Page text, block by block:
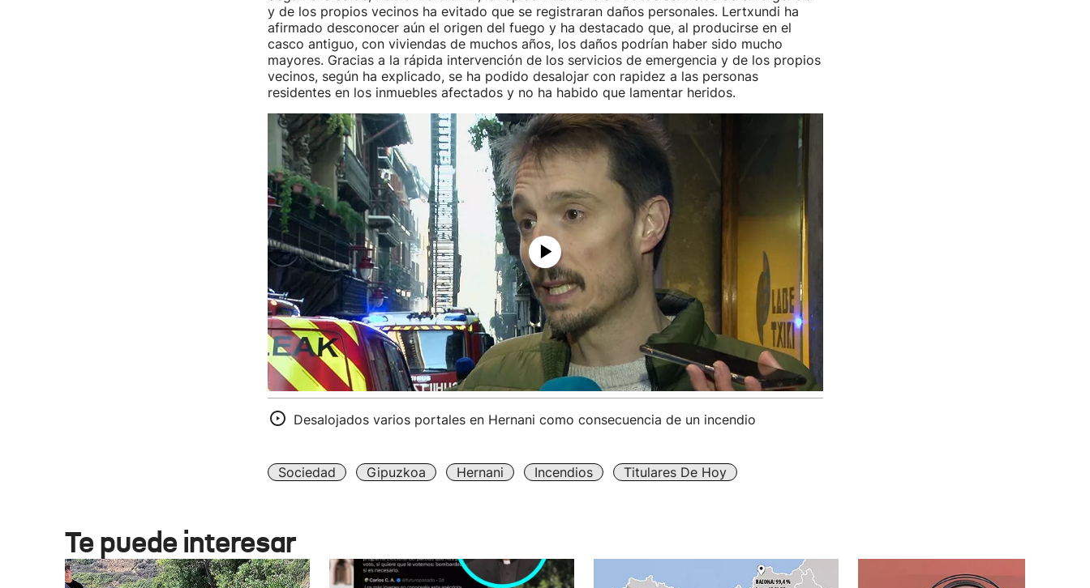
y de los propios vecinos ha evitado que se registraran daños personales. Lertxundi ha
afirmado desconocer aún el origen del fuego y ha destacado que, al producirse en el
casco antiguo, con viviendas de muchos años, los daños podrían haber sido mucho
mayores. Gracias a la rápida intervención de los servicios de emergencia y de los propios
vecinos, según ha explicado, se ha podido desalojar con rapidez a las personas
residentes en los inmuebles afectados y no ha habido que lamentar heridos.
Desalojados varios portales en Hernani como consecuencia de un incendio
Sociedad Gipuzkoa Hernani Incendios Titulares De Hoy
Te puede interesar